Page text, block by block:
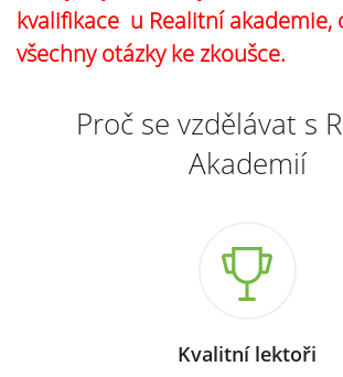
kvalifikace u Realitní akademie,
všechny otázky ke zkoušce.
Proč se vzdělávat s
Akademií
Kvalitní lektoři